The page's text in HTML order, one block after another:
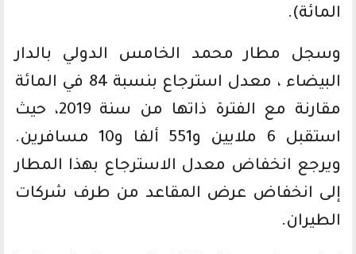
المائة).
وسجل مطار محمد الخامس الدولي بالدار
البيضاء ، معدل استرجاع بنسبة 84 في المائة
مقارنة مع الفترة ذاتها من سنة 2019، حيث
استقبل 6 ملايين و551 ألفا و10 مسافرين.
ويرجع انخفاض معدل الاسترجاع بهذا المطار
إلى انخفاض عرض المقاعد من طرف شركات
الطيران.